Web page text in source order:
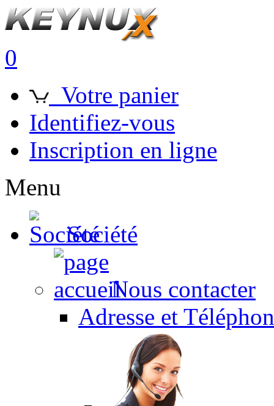
0
Votre panier
Identifiez-vous
Inscription en ligne
Menu
Société
Nous contacter
Adresse et